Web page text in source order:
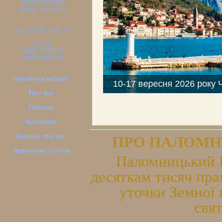
+38050-2655542
+38097-5454255
pilgrimsua@gmail.com
VIBER
+380975454255
+380502655542
Замовити поїздку
Про нас
Новини
Враження
Відгуки про нас
Зворотний зв'язок
ПРО
Паломницький
десяткам тисяч
уточки Земної